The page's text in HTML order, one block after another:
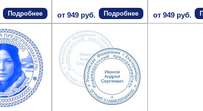
Подробнее от 949 руб. Подробнее от 949 руб.